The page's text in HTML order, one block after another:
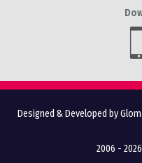
Designed & Developed by
2006 -